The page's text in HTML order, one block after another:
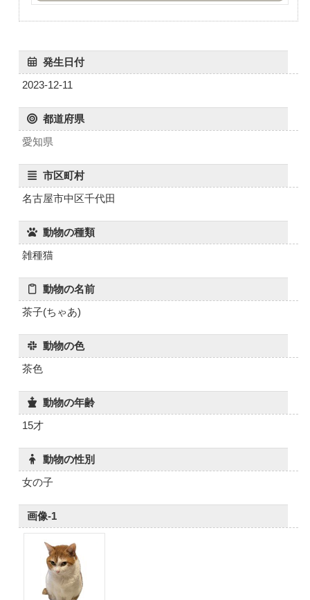
発生日付
2023-12-11
都道府県
愛知県
市区町村
名古屋市中区千代田
動物の種類
雑種猫
動物の名前
茶子(ちゃあ)
動物の色
茶色
動物の年齢
15才
動物の性別
女の子
画像-1